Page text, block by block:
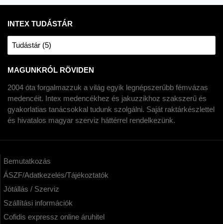
INTEX TUDÁSTÁR
Tudástár (5)
MAGUNKRÓL RÖVIDEN
2004 óta forgalmazzuk a világ egyik legnépszerűbb fémvázas
medencéit. Intex medencékhez és jakuzzikhoz szakszerű és
gyakorlatias tanácsokkal tudunk szolgálni. Saját raktárkészlettel
és hivatalos magyar szerviz háttérrel rendelkezünk.
Bemutatkozás
ÁSZF/Adatkezelés/Tájékoztatók
Jótállás / Szerviz
Szállítási információk
Cofidis expressz online áruhitel